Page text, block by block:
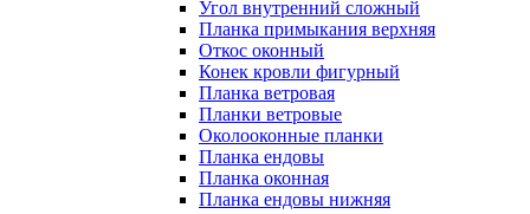
Угол внутренний сложный
Планка примыкания верхняя
Откос оконный
Конек кровли фигурный
Планка ветровая
Планки ветровые
Околооконные планки
Планка ендовы
Планка оконная
Планка ендовы нижняя